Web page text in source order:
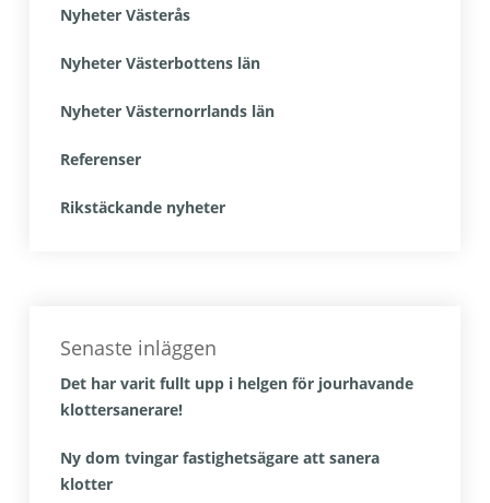
Nyheter Västerås
Nyheter Västerbottens län
Nyheter Västernorrlands län
Referenser
Rikstäckande nyheter
Senaste inläggen
Det har varit fullt upp i helgen för jourhavande
klottersanerare!
Ny dom tvingar fastighetsägare att sanera
klotter